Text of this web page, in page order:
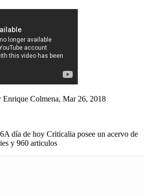
Enrique Colmena, Mar 26, 2018
A día de hoy Criticalia posee un acervo de
y 960 articulos